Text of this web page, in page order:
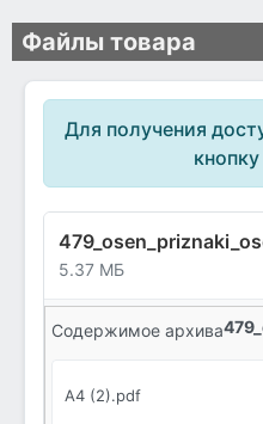
Файлы товара
Для получения
5.37 МБ
Содержимое архива
A4 (2).pdf